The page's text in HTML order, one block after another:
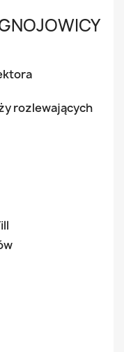
rozlewających